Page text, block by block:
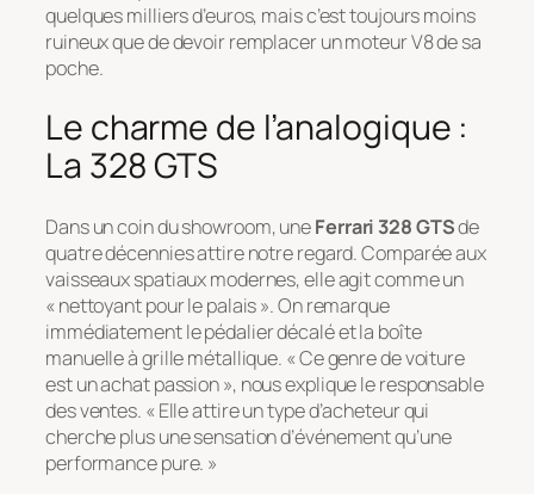
quelques milliers d’euros, mais c’est toujours moins
ruineux que de devoir remplacer un moteur V8 de sa
poche.
Le charme de l’analogique :
La 328 GTS
Dans un coin du showroom, uneFerrari 328 GTSde
quatre décennies attire notre regard. Comparée aux
vaisseaux spatiaux modernes, elle agit comme un
« nettoyant pour le palais ». On remarque
immédiatement le pédalier décalé et la boîte
manuelle à grille métallique. « Ce genre de voiture
est un achat passion », nous explique le responsable
des ventes. « Elle attire un type d’acheteur qui
cherche plus une sensation d’événement qu’une
performance pure. »